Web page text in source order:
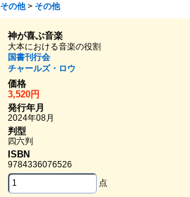
その他> その他
神が喜ぶ音楽
大本における音楽の役割
国書刊行会
チャールズ・ロウ
価格
3,520円
発行年月
2024年08月
判型
四六判
ISBN
9784336076526
点